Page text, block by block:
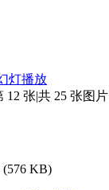
灯播放
12 张|共 25 张图片
(576 KB)